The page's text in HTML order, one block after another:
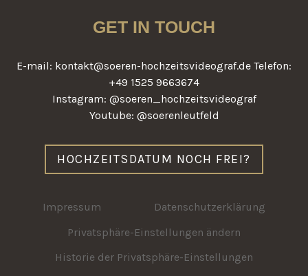
GET IN TOUCH
E-mail: kontakt@soeren-hochzeitsvideograf.de Telefon:
+49 1525 9663674
Instagram: @soeren_hochzeitsvideograf
Youtube: @soerenleutfeld
HOCHZEITSDATUM NOCH FREI?
Impressum
Datenschutzerklärung
Privatsphäre-Einstellungen ändern
Historie der Privatsphäre-Einstellungen